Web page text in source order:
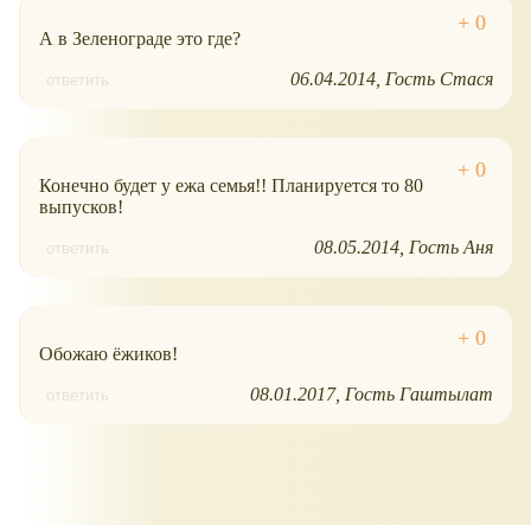
А в Зеленограде это где?
ответить 06.04.2014 Гость Стася
Конечно будет у ежа семья!! Планируется то 80
выпусков!
ответить 08.05.2014 Гость Аня
Обожаю ёжиков!
ответить 08.01.2017 Гость Гаштылат